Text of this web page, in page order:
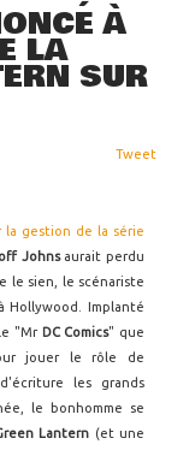
À
LA
SUR
Tweet
la gestion de la série
Johnsaurait perdu
le sien, le scénariste
Hollywood. Implanté
"Mr DC Comics" que
jouer le rôle de
les grands
le bonhomme se
Lantern (et une